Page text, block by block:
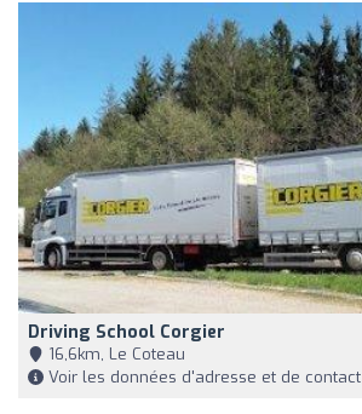
Driving School Corgier
16,6km, Le Coteau
Voir les données d'adresse et de contact